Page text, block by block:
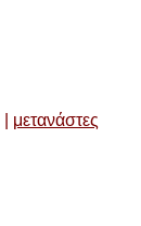
μετανάστες